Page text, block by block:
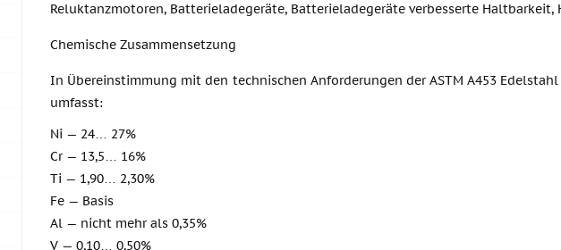
Reluktanzmotoren, Batterieladegeräte, Batterieladegeräte verbesserte Haltbarkeit,
Chemische Zusammensetzung
In Übereinstimmung mit den technischen Anforderungen der ASTM A453
umfasst:
Ni — 24… 27%
Cr — 13,5… 16%
Ti — 1,90… 2,30%
Fe — Basis
Al — nicht mehr als 0,35%
V — 0,10… 0,50%